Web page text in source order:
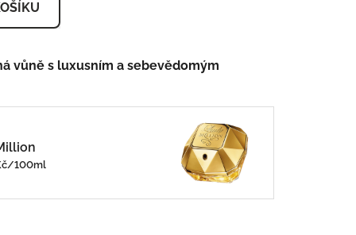
vůně s luxusním a sebevědomým
100ml